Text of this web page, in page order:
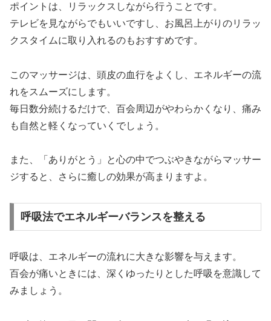
ポイントは、リラックスしながら行うことです。
テレビを見ながらでもいいですし、お風呂上がりのリラッ
クスタイムに取り入れるのもおすすめです。
このマッサージは、頭皮の血行をよくし、エネルギーの流
れをスムーズにします。
毎日数分続けるだけで、百会周辺がやわらかくなり、痛み
も自然と軽くなっていくでしょう。
また、「ありがとう」と心の中でつぶやきながらマッサー
ジすると、さらに癒しの効果が高まりますよ。
呼吸法でエネルギーバランスを整える
呼吸は、エネルギーの流れに大きな影響を与えます。
百会が痛いときには、深くゆったりとした呼吸を意識して
みましょう。